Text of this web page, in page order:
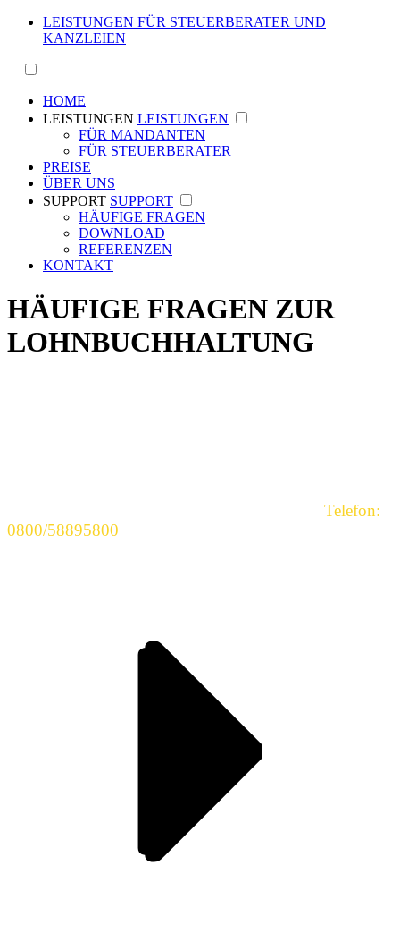
LEISTUNGEN FÜR STEUERBERATER UND
KANZLEIEN
HOME
LEISTUNGEN LEISTUNGEN
FÜR MANDANTEN
FÜR STEUERBERATER
PREISE
ÜBER UNS
SUPPORT SUPPORT
HÄUFIGE FRAGEN
DOWNLOAD
REFERENZEN
KONTAKT
HÄUFIGE FRAGEN ZUR
LOHNBUCHHALTUNG
Telefon:
0800/58895800